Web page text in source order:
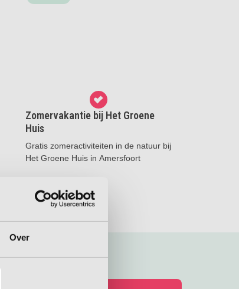
Over
Zomervakantie bij Het Groene
Huis
Gratis zomeractiviteiten in de natuur bij
Het Groene Huis in Amersfoort
Lees meer